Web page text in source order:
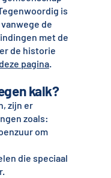
is
de
met de
de historie
pagina.
kalk?
zijn er
zoals:
om
die speciaal